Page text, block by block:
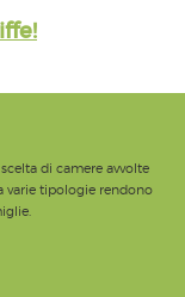
scelta di camere avvolte
varie tipologie rendono